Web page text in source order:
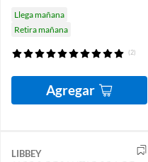
Llega mañana
Retira mañana
(2)
Agregar
LIBBEY